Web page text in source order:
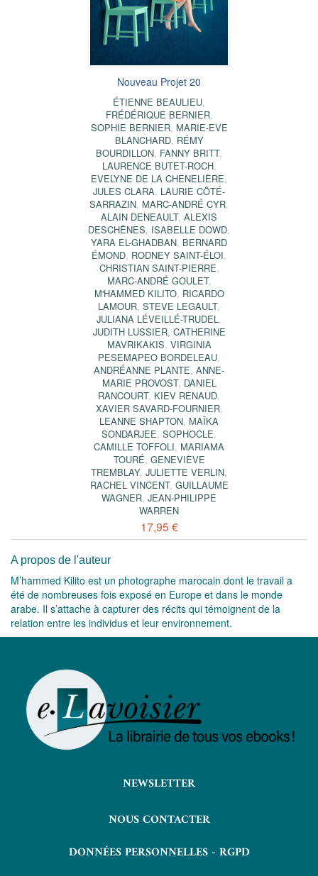
Nouveau Projet 20
ÉTIENNE BEAULIEU,
FRÉDÉRIQUE BERNIER,
SOPHIE BERNIER, MARIE-EVE
BLANCHARD, RÉMY
BOURDILLON, FANNY BRITT,
LAURENCE BUTET-ROCH,
EVELYNE DE LA CHENELIÈRE,
JULES CLARA, LAURIE CÔTÉ-
SARRAZIN, MARC-ANDRÉ CYR,
ALAIN DENEAULT, ALEXIS
DESCHÊNES, ISABELLE DOWD,
YARA EL-GHADBAN, BERNARD
ÉMOND, RODNEY SAINT-ÉLOI,
CHRISTIAN SAINT-PIERRE,
MARC-ANDRÉ GOULET,
M'HAMMED KILITO, RICARDO
LAMOUR, STEVE LEGAULT,
JULIANA LÉVEILLÉ-TRUDEL,
JUDITH LUSSIER, CATHERINE
MAVRIKAKIS, VIRGINIA
PESEMAPEO BORDELEAU,
ANDRÉANNE PLANTE, ANNE-
MARIE PROVOST, DANIEL
RANCOURT, KIEV RENAUD,
XAVIER SAVARD-FOURNIER,
LEANNE SHAPTON, MAÏKA
SONDARJEE, SOPHOCLE,
CAMILLE TOFFOLI, MARIAMA
TOURÉ, GENEVIÈVE
TREMBLAY, JULIETTE VERLIN,
RACHEL VINCENT, GUILLAUME
WAGNER, JEAN-PHILIPPE
WARREN
17,95 €
A propos de l'auteur
M’hammed Kilito est un photographe marocain dont le travail a
été de nombreuses fois exposé en Europe et dans le monde
arabe. Il s’attache à capturer des récits qui témoignent de la
relation entre les individus et leur environnement.
NEWSLETTER
NOUS CONTACTER
DONNÉES PERSONNELLES - RGPD